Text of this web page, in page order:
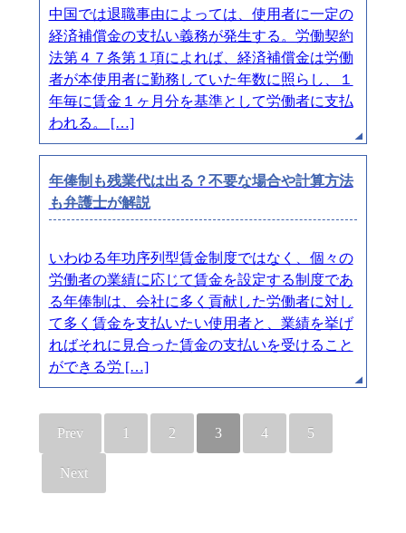
中国では退職事由によっては、使用者に一定の
経済補償金の支払い義務が発生する。労働契約
法第４７条第１項によれば、経済補償金は労働
者が本使用者に勤務していた年数に照らし、１
年毎に賃金１ヶ月分を基準として労働者に支払
われる。 […]
年俸制も残業代は出る？不要な場合や計算方法
も弁護士が解説
いわゆる年功序列型賃金制度ではなく、個々の
労働者の業績に応じて賃金を設定する制度であ
る年俸制は、会社に多く貢献した労働者に対し
て多く賃金を支払いたい使用者と、業績を挙げ
ればそれに見合った賃金の支払いを受けること
ができる労 […]
Prev 1 2 3 4 5
Next